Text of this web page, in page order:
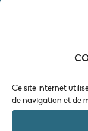
Ce site internet
de navigation et de
Mentions
Politique de